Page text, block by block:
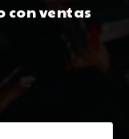
con ventas